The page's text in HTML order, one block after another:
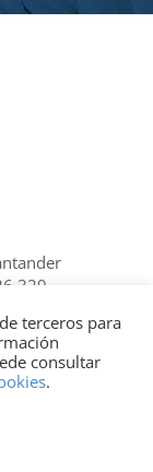
329
de
terceros para
consultar
.